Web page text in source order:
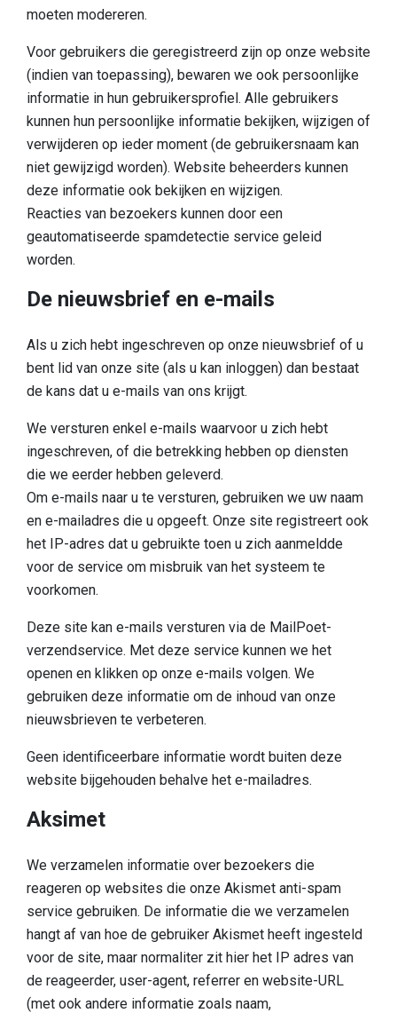
moeten modereren.
Voor gebruikers die geregistreerd zijn op onze website
(indien van toepassing), bewaren we ook persoonlijke
informatie in hun gebruikersprofiel. Alle gebruikers
kunnen hun persoonlijke informatie bekijken, wijzigen of
verwijderen op ieder moment (de gebruikersnaam kan
niet gewijzigd worden). Website beheerders kunnen
deze informatie ook bekijken en wijzigen.
Reacties van bezoekers kunnen door een
geautomatiseerde spamdetectie service geleid
worden.
De nieuwsbrief en e-mails
Als u zich hebt ingeschreven op onze nieuwsbrief of u
bent lid van onze site (als u kan inloggen) dan bestaat
de kans dat u e-mails van ons krijgt.
We versturen enkel e-mails waarvoor u zich hebt
ingeschreven, of die betrekking hebben op diensten
die we eerder hebben geleverd.
Om e-mails naar u te versturen, gebruiken we uw naam
en e-mailadres die u opgeeft. Onze site registreert ook
het IP-adres dat u gebruikte toen u zich aanmeldde
voor de service om misbruik van het systeem te
voorkomen.
Deze site kan e-mails versturen via de MailPoet-
verzendservice. Met deze service kunnen we het
openen en klikken op onze e-mails volgen. We
gebruiken deze informatie om de inhoud van onze
nieuwsbrieven te verbeteren.
Geen identificeerbare informatie wordt buiten deze
website bijgehouden behalve het e-mailadres.
Aksimet
We verzamelen informatie over bezoekers die
reageren op websites die onze Akismet anti-spam
service gebruiken. De informatie die we verzamelen
hangt af van hoe de gebruiker Akismet heeft ingesteld
voor de site, maar normaliter zit hier het IP adres van
de reageerder, user-agent, referrer en website-URL
(met ook andere informatie zoals naam,